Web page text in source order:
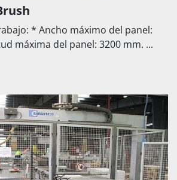
* Ancho máximo del panel:
máxima del panel: 3200 mm. ...